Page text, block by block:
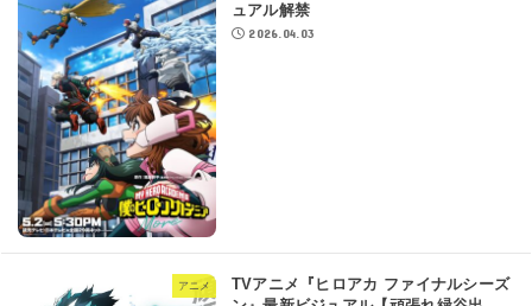
ュアル解禁
2026.04.03
アニメ
TVアニメ『ヒロアカ ファイナルシーズ